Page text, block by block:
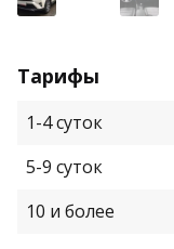
Тарифы
1-4 суток
5-9 суток
10 и более